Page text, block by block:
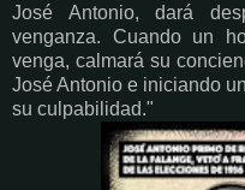
José Antonio, dará
venganza. Cuando un
venga, calmará su
José Antonio e iniciando
su culpabilidad."